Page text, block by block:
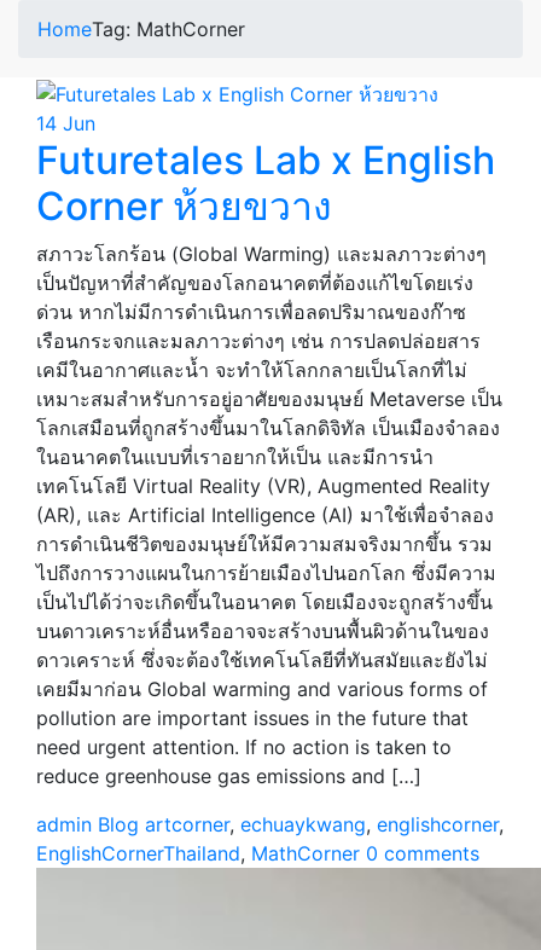
HomeTag: MathCorner
14 Jun
Futuretales Lab x English
Corner ห้วยขวาง
สภาวะโลกร้อน (Global Warming) และมลภาวะต่างๆ
เป็นปัญหาที่สำคัญของโลกอนาคตที่ต้องแก้ไขโดยเร่ง
ด่วน หากไม่มีการดำเนินการเพื่อลดปริมาณของก๊าซ
เรือนกระจกและมลภาวะต่างๆ เช่น การปลดปล่อยสาร
เคมีในอากาศและน้ำ จะทำให้โลกกลายเป็นโลกที่ไม่
เหมาะสมสำหรับการอยู่อาศัยของมนุษย์ Metaverse เป็น
โลกเสมือนที่ถูกสร้างขึ้นมาในโลกดิจิทัล เป็นเมืองจำลอง
ในอนาคตในแบบที่เราอยากให้เป็น และมีการนำ
เทคโนโลยี Virtual Reality (VR), Augmented Reality
(AR), และ Artificial Intelligence (AI) มาใช้เพื่อจำลอง
การดำเนินชีวิตของมนุษย์ให้มีความสมจริงมากขึ้น รวม
ไปถึงการวางแผนในการย้ายเมืองไปนอกโลก ซึ่งมีความ
เป็นไปได้ว่าจะเกิดขึ้นในอนาคต โดยเมืองจะถูกสร้างขึ้น
บนดาวเคราะห์อื่นหรืออาจจะสร้างบนพื้นผิวด้านในของ
ดาวเคราะห์ ซึ่งจะต้องใช้เทคโนโลยีที่ทันสมัยและยังไม่
เคยมีมาก่อน Global warming and various forms of
pollution are important issues in the future that
need urgent attention. If no action is taken to
reduce greenhouse gas emissions and […]
admin Blog artcorner, echuaykwang, englishcorner,
EnglishCornerThailand, MathCorner 0 comments